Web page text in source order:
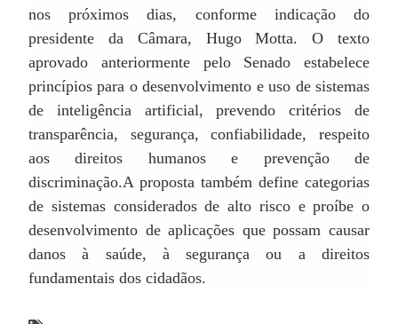
nos próximos dias, conforme indicação do
presidente da Câmara, Hugo Motta.O texto
aprovado anteriormente pelo Senado estabelece
princípios para o desenvolvimento e uso de sistemas
de inteligência artificial, prevendo critérios de
transparência, segurança, confiabilidade, respeito
aos direitos humanos e prevenção de
discriminação.A proposta também define categorias
de sistemas considerados de alto risco e proíbe o
desenvolvimento de aplicações que possam causar
danos à saúde, à segurança ou a direitos
fundamentais dos cidadãos.